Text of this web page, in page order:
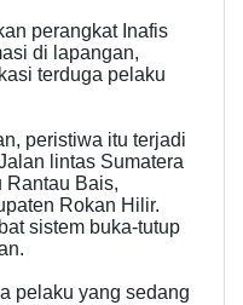
perangkat Inafis
di lapangan,
terduga pelaku
peristiwa itu terjadi
lintas Sumatera
Rantau Bais,
Rokan Hilir.
sistem buka-tutup
pelaku yang sedang